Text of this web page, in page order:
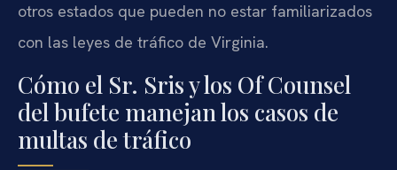
otros estados que pueden no estar familiarizados
con las leyes de tráfico de Virginia.
Cómo el Sr. Sris y los Of Counsel
del bufete manejan los casos de
multas de tráfico